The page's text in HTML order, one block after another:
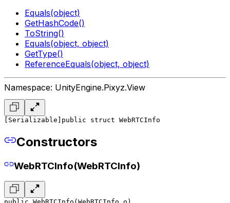
Equals(object)
GetHashCode()
ToString()
Equals(object, object)
GetType()
ReferenceEquals(object, object)
Namespace: UnityEngine.Pixyz.View
[Serializable] public struct WebRTCInfo
Constructors
WebRTCInfo(WebRTCInfo)